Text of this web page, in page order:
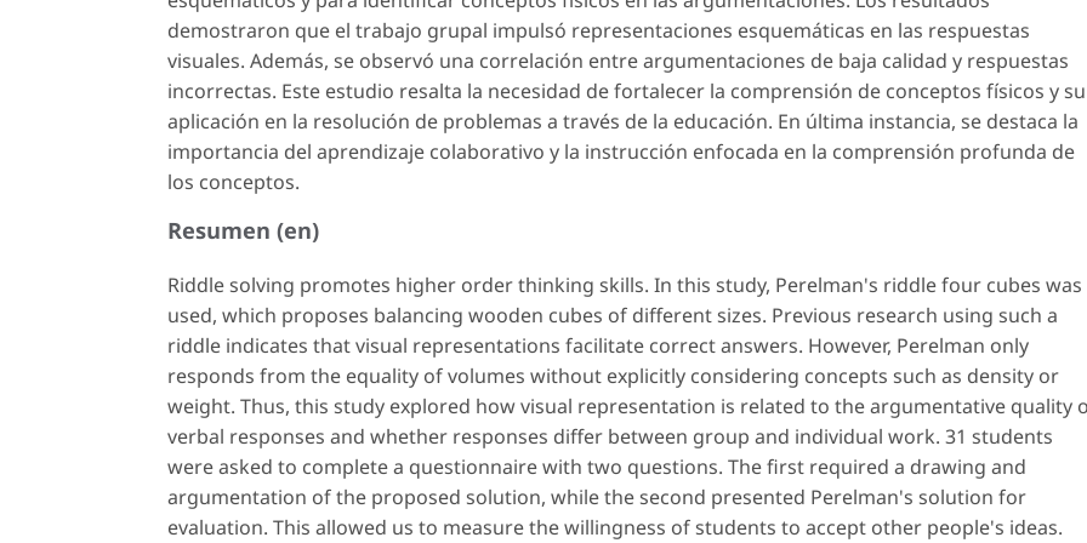
demostraron que el trabajo grupal impulsó representaciones esquemáticas en las respuestas
visuales. Además, se observó una correlación entre argumentaciones de baja calidad y respuestas
incorrectas. Este estudio resalta la necesidad de fortalecer la comprensión de conceptos físicos y su
aplicación en la resolución de problemas a través de la educación. En última instancia, se destaca la
importancia del aprendizaje colaborativo y la instrucción enfocada en la comprensión profunda de
los conceptos.
Resumen (en)
Riddle solving promotes higher order thinking skills. In this study, Perelman's riddle four cubes was
used, which proposes balancing wooden cubes of different sizes. Previous research using such a
riddle indicates that visual representations facilitate correct answers. However, Perelman only
responds from the equality of volumes without explicitly considering concepts such as density or
weight. Thus, this study explored how visual representation is related to the argumentative quality
verbal responses and whether responses differ between group and individual work. 31 students
were asked to complete a questionnaire with two questions. The first required a drawing and
argumentation of the proposed solution, while the second presented Perelman's solution for
evaluation. This allowed us to measure the willingness of students to accept other people's ideas.